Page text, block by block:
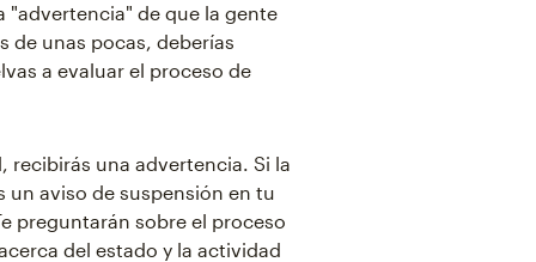
de que la gente
de unas pocas, deberías
a evaluar el proceso de
recibirás una advertencia. Si la
un aviso de suspensión en tu
preguntarán sobre el proceso
del estado y la actividad